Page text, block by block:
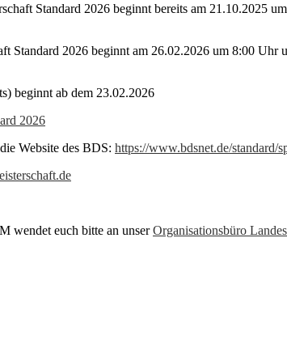
Standard 2026 beginnt bereits am 21.10.2025
Standard 2026 beginnt am 26.02.2026 um 8:00
beginnt ab dem 23.02.2026
2026
Website des BDS: https://www.bdsnet.de/standard/
wendet euch bitte an unserOrganisationsbüro